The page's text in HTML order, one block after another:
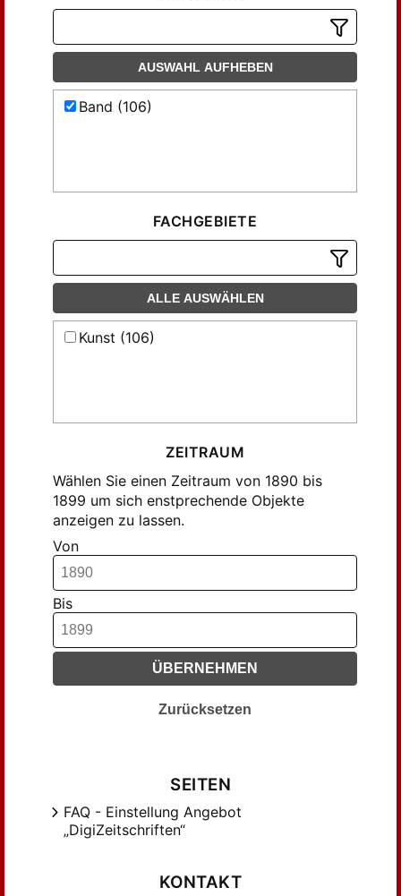
AUSWAHL AUFHEBEN
Band (106)
FACHGEBIETE
ALLE AUSWÄHLEN
Kunst (106)
ZEITRAUM
Wählen Sie einen Zeitraum von 1890 bis
1899 um sich enstprechende Objekte
anzeigen zu lassen.
Von
Bis
ÜBERNEHMEN
Zurücksetzen
SEITEN
FAQ - Einstellung Angebot
„DigiZeitschriften“
KONTAKT